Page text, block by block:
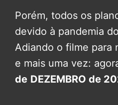
Porém, todos os
devido à pandemia
Adiando o filme para
e mais uma vez:
de DEZEMBRO de